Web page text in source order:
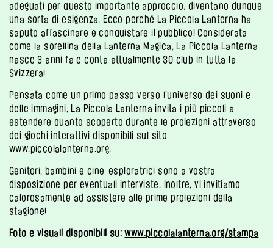
adeguati per questo importante approccio, diventano dunque
una sorta di esigenza. Ecco perché La Piccola Lanterna ha
saputo affascinare e conquistare il pubblico! Considerata
come la sorellina della Lanterna Magica, La Piccola Lanterna
nasce 3 anni fa e conta attualmente 30 club in tutta la
Svizzera!
Pensata come un primo passo verso l’universo dei suoni e
delle immagini, La Piccola Lanterna invita i più piccoli a
estendere quanto scoperto durante le proiezioni attraverso
dei giochi interattivi disponibili sul sito
www.piccolalanterna.org.
Genitori, bambini e cine-esploratrici sono a vostra
disposizione per eventuali interviste. Inoltre, vi invitiamo
calorosamente ad assistere alle prime proiezioni della
stagione!
Foto e visuali disponibili su:www.piccolalanterna.org/stampa